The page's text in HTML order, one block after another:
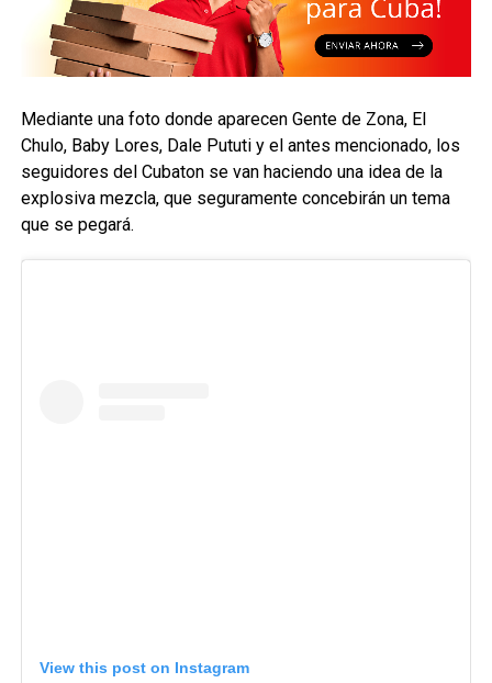
Mediante una foto donde aparecen Gente de Zona, El
Chulo, Baby Lores, Dale Pututi y el antes mencionado, los
seguidores del Cubaton se van haciendo una idea de la
explosiva mezcla, que seguramente concebirán un tema
que se pegará.
View this post on Instagram